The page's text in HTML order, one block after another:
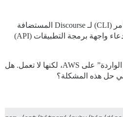
أحاول إعداد واجهة سطر الأوامر (CLI) لـ Discourse المستضافة
على AWS، ويتطلب ذلك استدعاء واجهة برمجة التطبيقات (API)
لقد قمت بإعداد قاعدة “TCP الواردة” على AWS، لكنها لا تعمل. هل
حل هذه المشكلة؟